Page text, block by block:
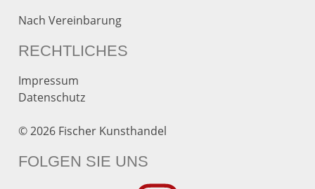
Nach Vereinbarung
RECHTLICHES
Impressum
Datenschutz
© 2026 Fischer Kunsthandel
FOLGEN SIE UNS